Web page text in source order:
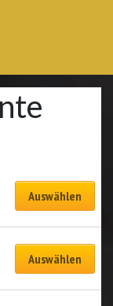
Auswählen
Auswählen